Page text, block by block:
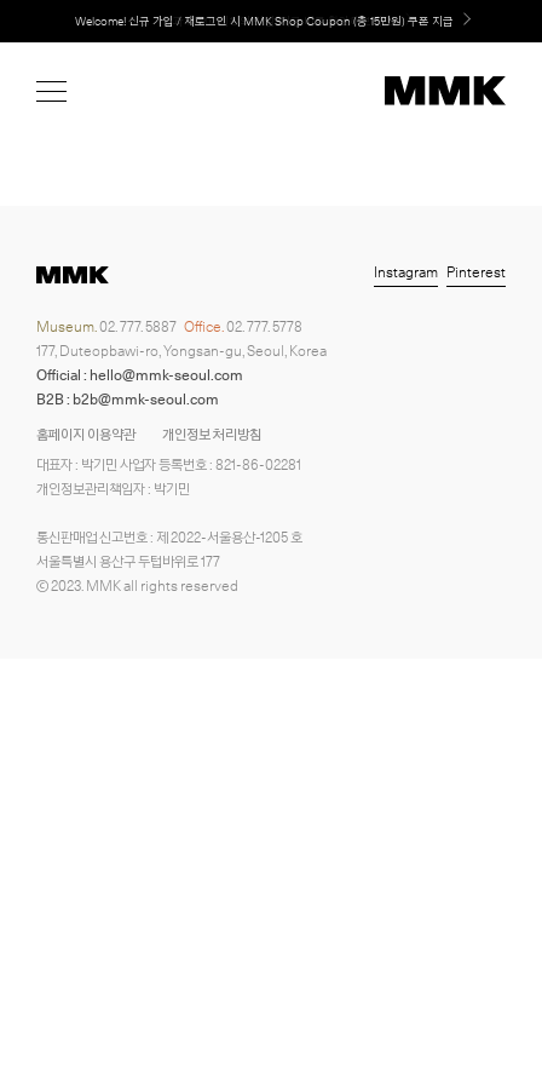
content
Welcome! 신규 가입 / 재로그인 시 MMK Shop Coupon (총 15만원) 쿠폰 지급
LG 가전과 MMK 키친의 만남. 지금 바로 확인해보세요.
홈페이지 이용약관
개인정보 처리방침
대표자 : 박기민 사업자 등록번호 : 821-86-02281
개인정보관리책임자 : 박기민
통신판매업 신고번호 : 제 2022-서울용산-1205 호
서울특별시 용산구 두텁바위로 177
ⓒ 2023. MMK all rights reserved
Museum.02. 777. 5887 Office.02. 777. 5778
177, Duteopbawi-ro, Yongsan-gu, Seoul, Korea
Official : hello@mmk-seoul.com
B2B : b2b@mmk-seoul.com
Instagram Pinterest